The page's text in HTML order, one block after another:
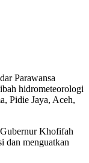
Parawansa
hidrometeorologi
Pidie Jaya, Aceh,
Khofifah
dan menguatkan